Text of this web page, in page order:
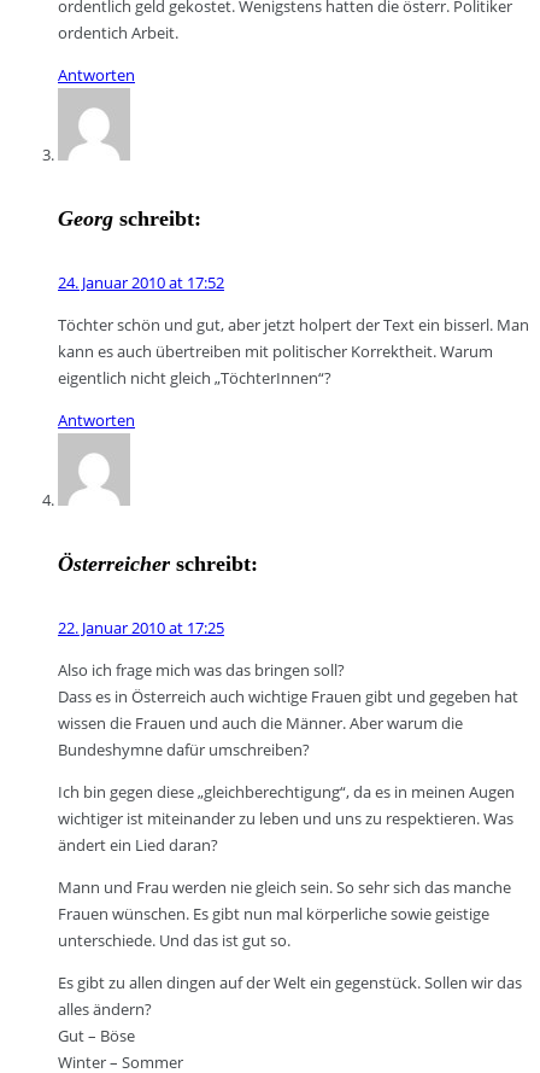
ordentlich geld gekostet. Wenigstens hatten die österr. Politiker
ordentich Arbeit.
Antworten
Georg schreibt:
24. Januar 2010 at 17:52
Töchter schön und gut, aber jetzt holpert der Text ein bisserl. Man
kann es auch übertreiben mit politischer Korrektheit. Warum
eigentlich nicht gleich „TöchterInnen“?
Antworten
Österreicher schreibt:
22. Januar 2010 at 17:25
Also ich frage mich was das bringen soll?
Dass es in Österreich auch wichtige Frauen gibt und gegeben hat
wissen die Frauen und auch die Männer. Aber warum die
Bundeshymne dafür umschreiben?
Ich bin gegen diese „gleichberechtigung“, da es in meinen Augen
wichtiger ist miteinander zu leben und uns zu respektieren. Was
ändert ein Lied daran?
Mann und Frau werden nie gleich sein. So sehr sich das manche
Frauen wünschen. Es gibt nun mal körperliche sowie geistige
unterschiede. Und das ist gut so.
Es gibt zu allen dingen auf der Welt ein gegenstück. Sollen wir das
alles ändern?
Gut – Böse
Winter – Sommer